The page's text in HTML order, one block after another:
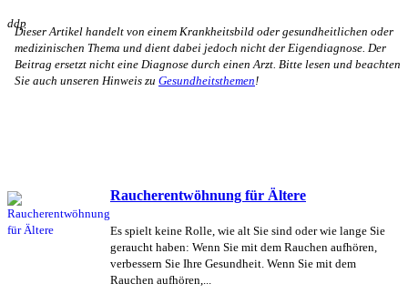
ddp
Dieser Artikel handelt von einem Krankheitsbild oder gesundheitlichen oder
medizinischen Thema und dient dabei jedoch nicht der Eigendiagnose. Der
Beitrag ersetzt nicht eine Diagnose durch einen Arzt. Bitte lesen und beachten
Sie auch unseren Hinweis zu Gesundheitsthemen!
Raucherentwöhnung für Ältere
Es spielt keine Rolle, wie alt Sie sind oder wie lange Sie
geraucht haben: Wenn Sie mit dem Rauchen aufhören,
verbessern Sie Ihre Gesundheit. Wenn Sie mit dem
Rauchen aufhören,...